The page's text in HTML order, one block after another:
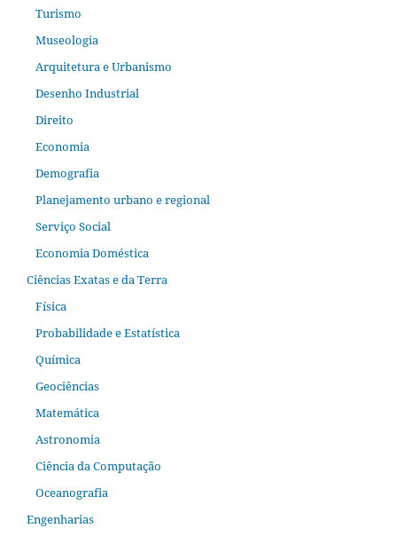
Turismo
Museologia
Arquitetura e Urbanismo
Desenho Industrial
Direito
Economia
Demografia
Planejamento urbano e regional
Serviço Social
Economia Doméstica
Ciências Exatas e da Terra
Física
Probabilidade e Estatística
Química
Geociências
Matemática
Astronomia
Ciência da Computação
Oceanografia
Engenharias